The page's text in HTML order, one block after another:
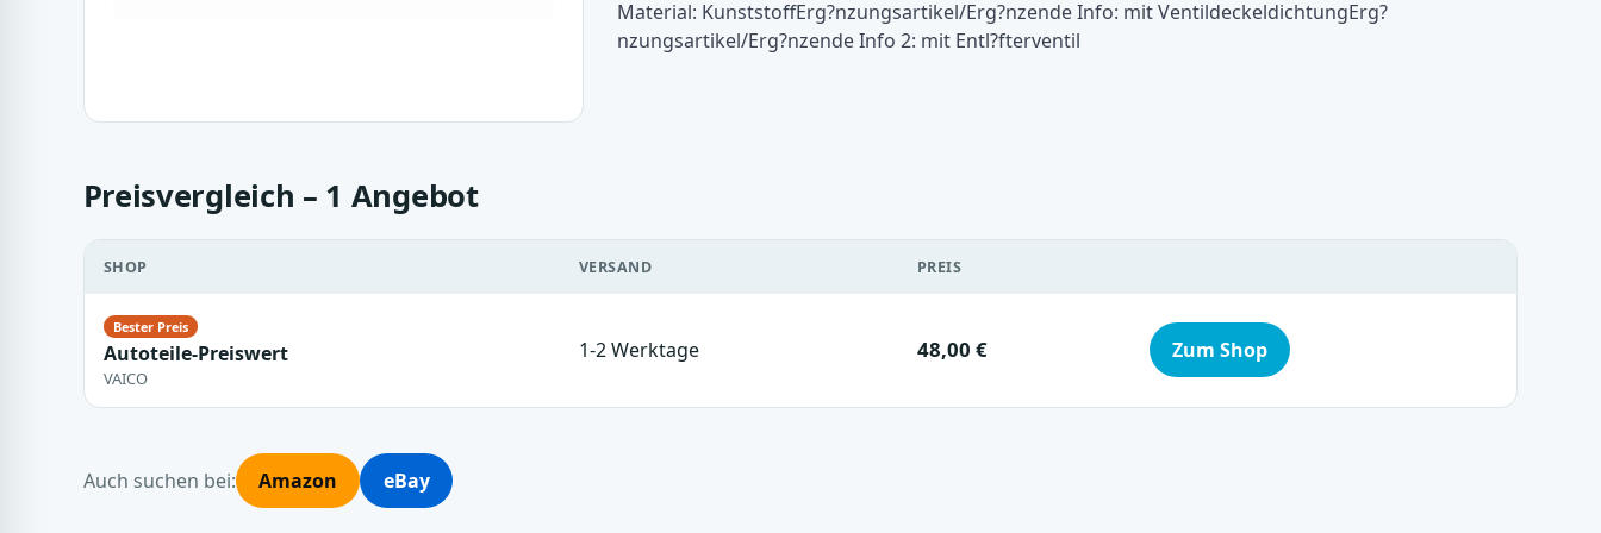
Material: KunststoffErg?nzungsartikel/Erg?nzende Info: mit VentildeckeldichtungErg?
nzungsartikel/Erg?nzende Info 2: mit Entl?fterventil
Preisvergleich – 1 Angebot
SHOP VERSAND PREIS
Autoteile-Preiswert
VAICO
1-2 Werktage 48,00 € Zum Shop
Auch suchen bei: Amazon eBay